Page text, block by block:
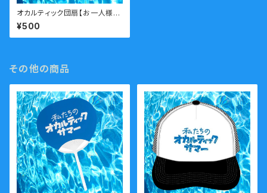
オカルティック団扇【お一人様2
つまで】
¥500
その他の商品